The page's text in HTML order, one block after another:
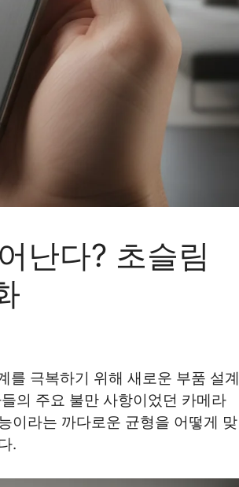
난다? 초슬림
를 극복하기 위해 새로운 부품 설계
의 주요 불만 사항이었던 카메라
이라는 까다로운 균형을 어떻게 맞
.